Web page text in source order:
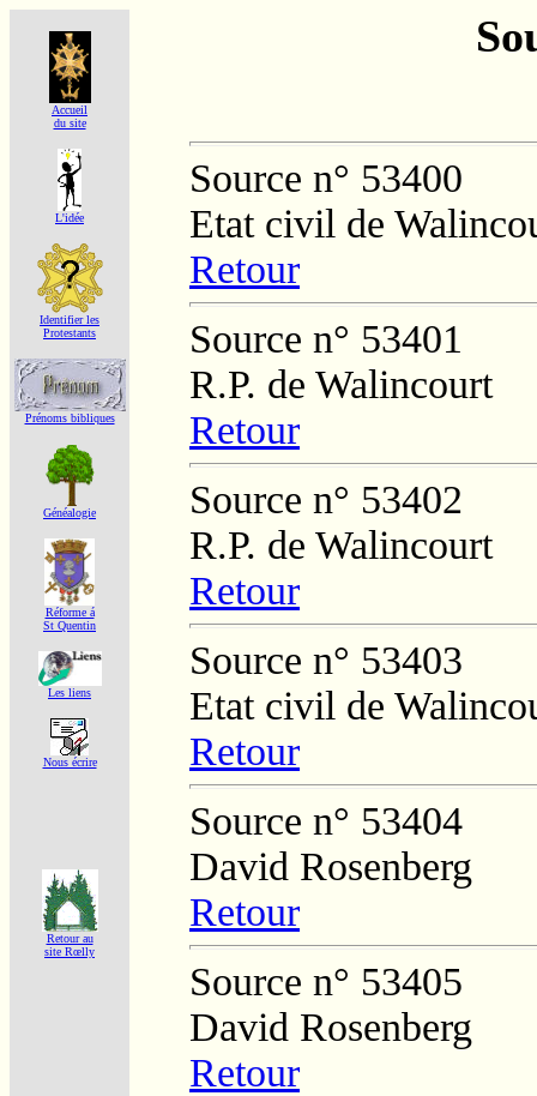
Accueil
du site
L'idée
Identifier les
Protestants
Prénoms bibliques
Généalogie
Réforme á
St Quentin
Les liens
Nous écrire
Retour au
site Rœlly
Source n° 53400
Etat civil de
Retour
Source n° 53401
R.P. de Walincourt
Retour
Source n° 53402
R.P. de Walincourt
Retour
Source n° 53403
Etat civil de
Retour
Source n° 53404
David Rosenberg
Retour
Source n° 53405
David Rosenberg
Retour